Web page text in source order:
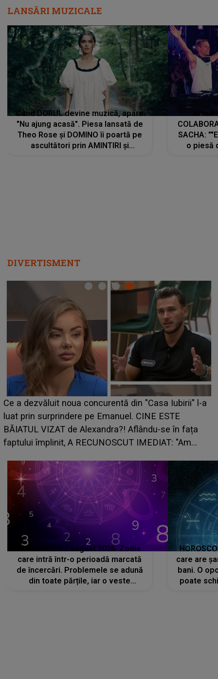
LANSĂRI MUZICALE
Când DORUL devine muzică, apare
"Nu ajung acasă". Piesa lansată de
Theo Rose și DOMINO îi poartă pe
ascultători prin AMINTIRI și
SACHA:
o piesă
DIVERTISMENT
"Casa Iubirii" l-a
ESTE
se în fața
"Am
HOROSCOP de weekend, 8-9
care riscă să rămână fără bani. O
grabă îi aduce pierderi
planurile peste cap
HOROSCOP 7 august 2026. Zodia
care intră într-o perioadă marcată
de încercări. Problemele se adună
din toate părțile, iar o veste
care are
bani. O
poate